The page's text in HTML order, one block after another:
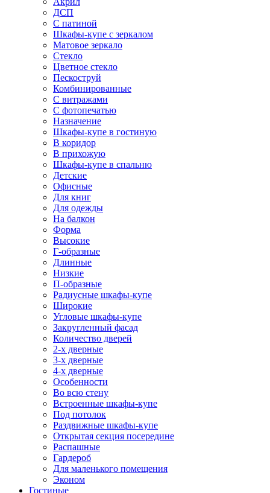
ДСП
С патиной
Шкафы-купе с зеркалом
Матовое зеркало
Стекло
Цветное стекло
Пескоструй
Комбинированные
С витражами
С фотопечатью
Назначение
Шкафы-купе в гостиную
В коридор
В прихожую
Шкафы-купе в спальню
Детские
Офисные
Для книг
Для одежды
На балкон
Форма
Высокие
Г-образные
Длинные
Низкие
П-образные
Радиусные шкафы-купе
Широкие
Угловые шкафы-купе
Закругленный фасад
Количество дверей
2-х дверные
3-х дверные
4-х дверные
Особенности
Во всю стену
Встроенные шкафы-купе
Под потолок
Раздвижные шкафы-купе
Открытая секция посередине
Распашные
Гардероб
Для маленького помещения
Эконом
Гостиные